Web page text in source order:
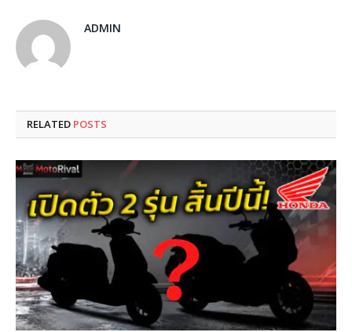
ADMIN
RELATED POSTS